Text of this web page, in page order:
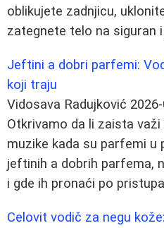
oblikujete zadnjicu,
zategnete telo na siguran
Jeftini a dobri parfemi:
koji traju
Vidosava Radujković
Otkrivamo da li zaista
muzike kada su parfemi u
jeftinih a dobrih parfema,
i gde ih pronaći po
Celovit vodič za negu